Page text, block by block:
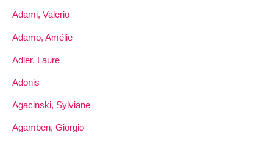
Adami, Valerio
Adamo, Amélie
Adler, Laure
Adonis
Agacinski, Sylviane
Agamben, Giorgio